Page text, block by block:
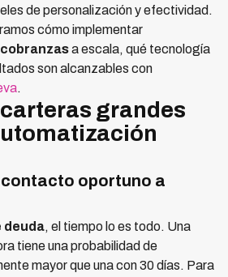
de personalización y efectividad.
cómo implementar
a escala, qué tecnología
son alcanzables con
.
grandes
contacto oportuno a
deuda, el tiempo lo es todo. Una
tiene una probabilidad de
mayor que una con 30 días. Para